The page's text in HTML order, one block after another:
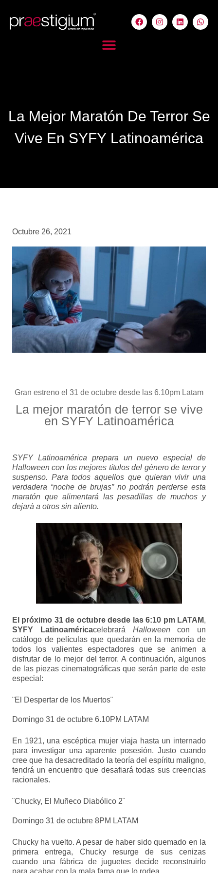
La Mejor Maratón De Terror Se
Vive En SYFY Latinoamérica
Octubre 26, 2021
Gran estreno el 31 de octubre desde las 6.10pm Latam
La mejor maratón de terror se vive
en SYFY Latinoamérica
SYFY Latinoamérica prepara un nuevo especial de
Halloween con los mejores títulos del género de terror y
suspenso. Para todos aquellos que quieran vivir una
verdadera “noche de brujas” no podrán perderse esta
maratón que alimentará las pesadillas de muchos y
dejará a otros sin aliento.
El próximo 31 de octubre desde las 6:10 pm LATAM,
SYFY
Latinoaméricacelebrará Halloweencon un
catálogo de películas que quedarán en la memoria de
todos los valientes espectadores que se animen a
disfrutar de lo mejor del terror. A continuación, algunos
de las piezas cinematográficas que serán parte de este
especial:
¨El Despertar de los Muertos¨
Domingo 31 de octubre 6.10PM LATAM
En 1921, una escéptica mujer viaja hasta un internado
para investigar una aparente posesión. Justo cuando
cree que ha desacreditado la teoría del espíritu maligno,
tendrá un encuentro que desafiará todas sus creencias
racionales.
¨Chucky, El Muñeco Diabólico 2¨
Domingo 31 de octubre 8PM LATAM
Chucky ha vuelto. A pesar de haber sido quemado en la
primera entrega, Chucky resurge de sus cenizas
cuando una fábrica de juguetes decide reconstruirlo